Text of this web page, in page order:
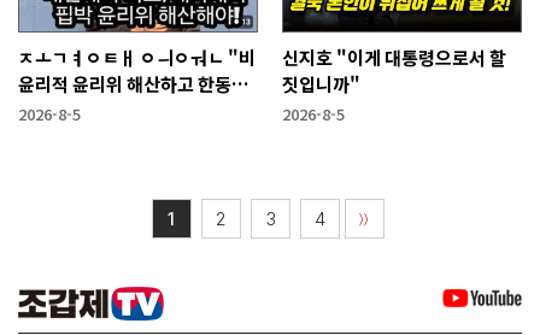
ㅈㅗㄱㅕㅇㅌㅐ ㅇㅢㅇㅝㄴ "비
윤리적 윤리위 해산하고 한동훈
복당 시켜야"
2026-8-5
신지호 "이게 대통령으로서 할
짓입니까"
2026-8-5
1 2 3 4 〉〉